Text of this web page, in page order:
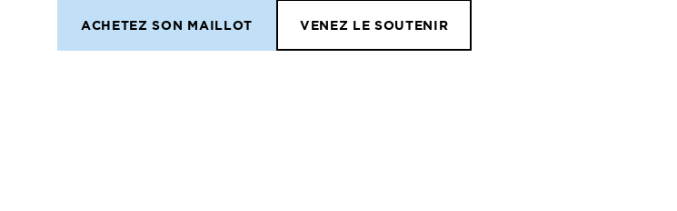
ACHETEZ SON MAILLOT VENEZ LE SOUTENIR